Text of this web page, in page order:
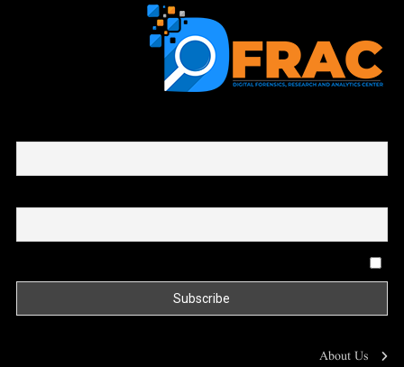
About Us